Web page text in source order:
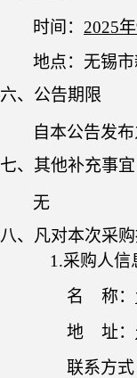
时间： 2025年
地点： 无锡
六、公告期限
自本公告发
七、其他补充事宜
无
八、凡对本次采
1.采购人信
名
称：
地
址：
联系方式